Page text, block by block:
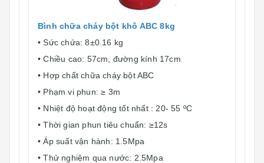
Bình chữa cháy bột khô ABC 8kg
• Sức chứa: 8±0.16 kg
• Chiều cao: 57cm, đường kính 17cm
• Hợp chất chữa cháy bột ABC
• Phạm vi phun: ≥ 3m
• Nhiệt độ hoạt động tốt nhất : 20- 55 ºC
• Thời gian phun tiêu chuẩn: ≥12s
• Áp suất vận hành: 1.5Mpa
• Thử nghiệm qua nước: 2.5Mpa